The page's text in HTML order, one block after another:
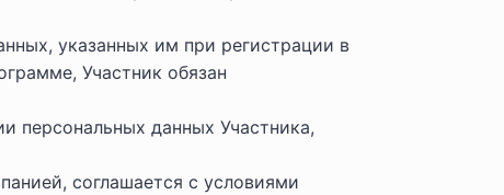
указанных им при регистрации в
Участник обязан
персональных данных Участника,
соглашается с условиями